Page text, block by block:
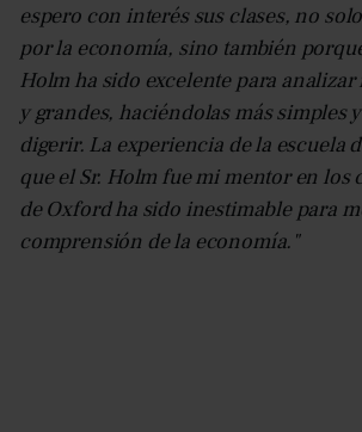
espero con interés sus clases, no
por la economía, sino también
Holm ha sido excelente para analizar
y grandes, haciéndolas más simples
digerir. La experiencia de la escuela
que el Sr. Holm fue mi mentor en los
de Oxford ha sido inestimable para
comprensión de la economía."